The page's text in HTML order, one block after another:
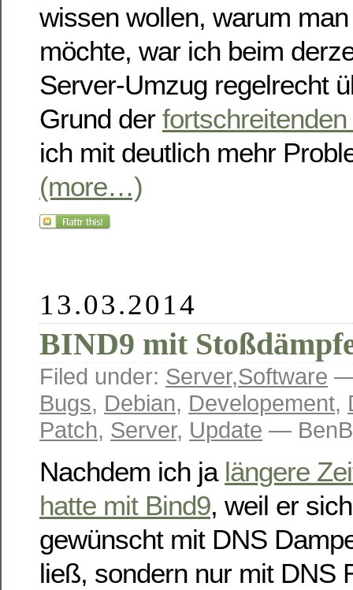
wissen wollen, warum
möchte, war ich beim
Server-Umzug regelrecht
Grund der
ich mit deutlich mehr
(more…)
13.03.2014
BIND9 mit
Filed under: Server,Software —
Bugs, Debian, Developement,
Patch, Server, Update —
Nachdem ich ja längere
hatte mit Bind9, weil er
gewünscht mit DNS
ließ, sondern nur mit DNS